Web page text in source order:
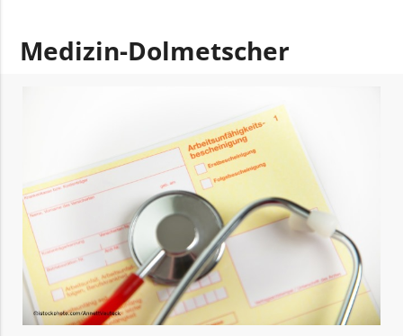
Medizin-Dolmetscher